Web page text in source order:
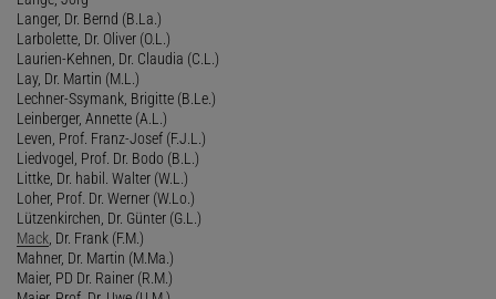
Langer, Dr. Bernd (B.La.)
Larbolette, Dr. Oliver (O.L.)
Laurien-Kehnen, Dr. Claudia (C.L.)
Lay, Dr. Martin (M.L.)
Lechner-Ssymank, Brigitte (B.Le.)
Leinberger, Annette (A.L.)
Leven, Prof. Franz-Josef (F.J.L.)
Liedvogel, Prof. Dr. Bodo (B.L.)
Littke, Dr. habil. Walter (W.L.)
Loher, Prof. Dr. Werner (W.Lo.)
Lützenkirchen, Dr. Günter (G.L.)
Mack , Dr. Frank (F.M.)
Mahner, Dr. Martin (M.Ma.)
Maier, PD Dr. Rainer (R.M.)